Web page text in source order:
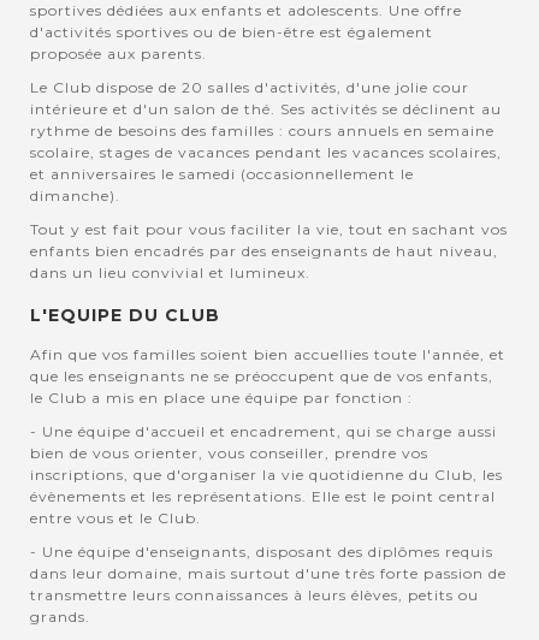
sportives dédiées aux enfants et adolescents. Une offre
d'activités sportives ou de bien-être est également
proposée aux parents.
Le Club dispose de 20 salles d'activités, d'une jolie cour
intérieure et d'un salon de thé. Ses activités se déclinent au
rythme de besoins des familles : cours annuels en semaine
scolaire, stages de vacances pendant les vacances scolaires,
et anniversaires le samedi (occasionnellement le
dimanche).
Tout y est fait pour vous faciliter la vie, tout en sachant vos
enfants bien encadrés par des enseignants de haut niveau,
dans un lieu convivial et lumineux.
L'EQUIPE DU CLUB
Afin que vos familles soient bien accuellies toute l'année, et
que les enseignants ne se préoccupent que de vos enfants,
le Club a mis en place une équipe par fonction :
- Une équipe d'accueil et encadrement, qui se charge aussi
bien de vous orienter, vous conseiller, prendre vos
inscriptions, que d'organiser la vie quotidienne du Club, les
évènements et les représentations. Elle est le point central
entre vous et le Club.
- Une équipe d'enseignants, disposant des diplômes requis
dans leur domaine, mais surtout d'une très forte passion de
transmettre leurs connaissances à leurs élèves, petits ou
grands.